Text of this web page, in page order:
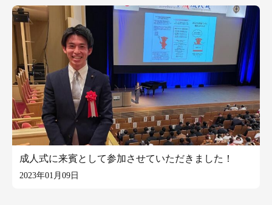
成人式に来賓として参加させていただきました！
2023年01月09日